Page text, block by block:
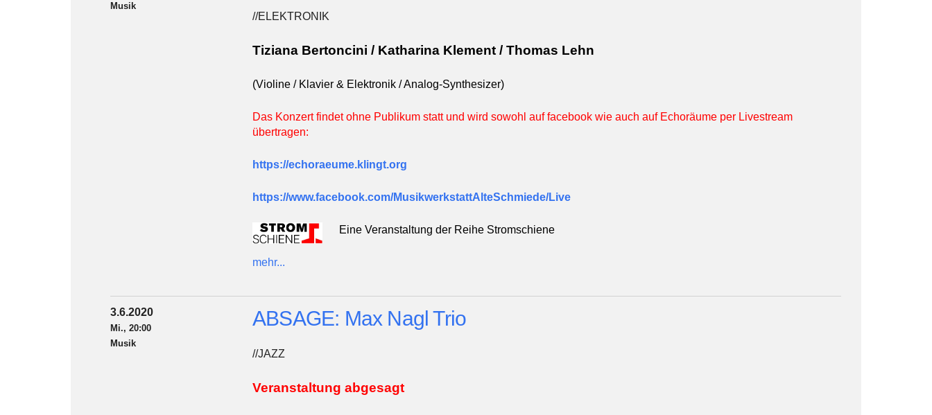
Musik
//ELEKTRONIK
Tiziana Bertoncini / Katharina Klement / Thomas Lehn
(Violine / Klavier & Elektronik /Analog-Synthesizer)
Das Konzert findet ohne Publikum statt und wird sowohl auf facebook wie auch auf Echoräume per Livestream
übertragen:
https://echoraeume.klingt.org
https://www.facebook.com/MusikwerkstattAlteSchmiede/Live
Eine Veranstaltung der Reihe Stromschiene
mehr...
3.6.2020
Mi., 20:00
Musik
ABSAGE: Max Nagl Trio
//JAZZ
Veranstaltung abgesagt